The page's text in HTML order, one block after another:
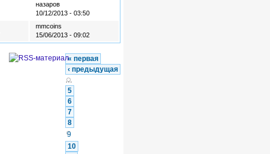
назаров
10/12/2013 - 03:50
mmcoins
15/06/2013 - 09:02
« первая
‹ предыдущая
…
5
6
7
8
9
10